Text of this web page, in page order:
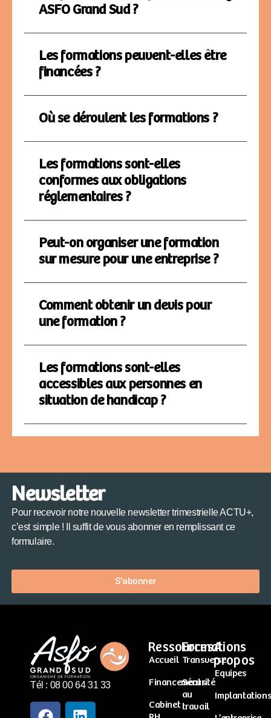
ASFO Grand Sud ?
Les formations peuvent-elles être
financées ?
Où se déroulent les formations ?
Les formations sont-elles
conformes aux obligations
réglementaires ?
Peut-on organiser une formation
sur mesure pour une entreprise ?
Comment obtenir un devis pour
une formation ?
Les formations sont-elles
accessibles aux personnes en
situation de handicap ?
Newsletter
Pour recevoir notre nouvelle newsletter trimestrielle ACTU+,
c’est simple ! Il suffit de vous abonner en remplissant ce
formulaire.
S'abonner
Tél : 08 00 64 31 33
Ressources
Accueil
Financements
Cabinet
Formations
Transverse
Sécurité
au
travail
A
propos
Equipes
Implantations